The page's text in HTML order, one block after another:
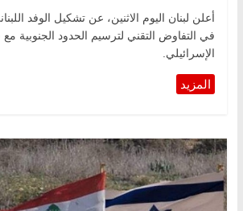
أعلن لبنان اليوم الاثنين، عن تشكيل الوفد
في التفاوض التقني لترسيم الحدود الجنوبية
الإسرائيلي.